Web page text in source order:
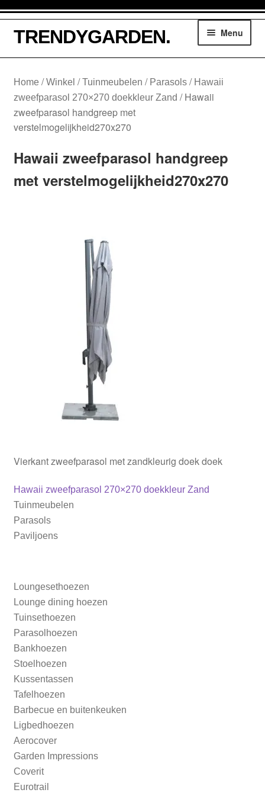
door
naar
naar
de
TRENDYGARDEN. Menu
Tuinmeubelen
Barbecue en buitenkeuken
Home /Winkel /Tuinmeubelen / Parasols/ Hawaii
zweefparasol 270×270 doekkleur Zand /Hawaii
zweefparasol handgreep met
verstelmogelijkheid270x270
Hawaii zweefparasol handgreep
met verstelmogelijkheid270x270
Vierkant zweefparasol met zandkleurig doek doek
Bericht
navigatie
Vorig
bericht:
Hawaii zweefparasol 270×270 doekkleur Zand
Tuinmeubelen
Parasols
Paviljoens
Loungesethoezen
Lounge dining hoezen
Tuinsethoezen
Parasolhoezen
Bankhoezen
Stoelhoezen
Kussentassen
Tafelhoezen
Barbecue en buitenkeuken
Ligbedhoezen
Aerocover
Garden Impressions
Coverit
Eurotrail